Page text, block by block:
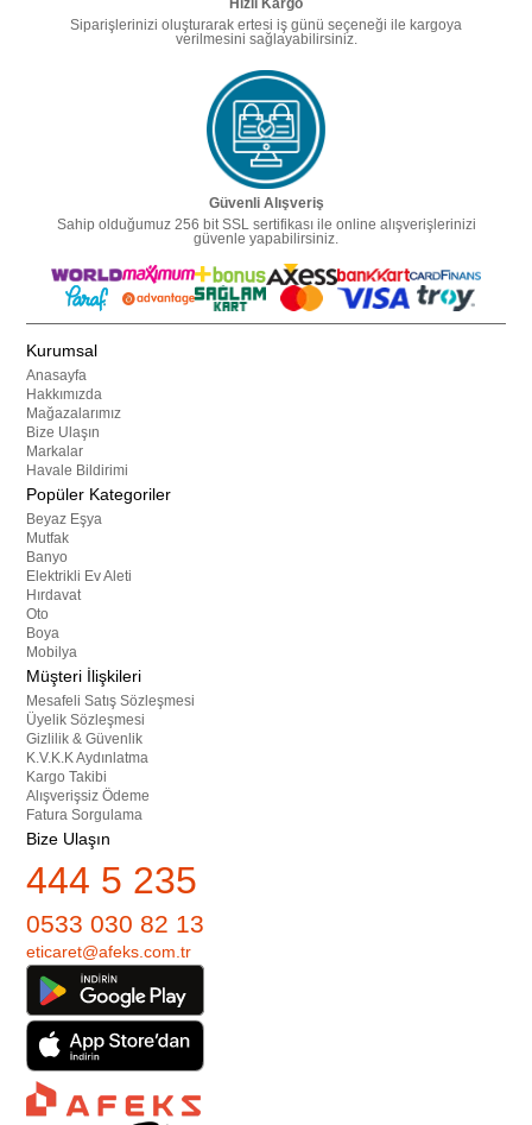
Hızlı Kargo
Siparişlerinizi oluşturarak ertesi iş günü seçeneği ile kargoya
verilmesini sağlayabilirsiniz.
Güvenli Alışveriş
Sahip olduğumuz 256 bit SSL sertifikası ile online alışverişlerinizi
güvenle yapabilirsiniz.
Kurumsal
Anasayfa
Hakkımızda
Mağazalarımız
Bize Ulaşın
Markalar
Havale Bildirimi
Popüler Kategoriler
Beyaz Eşya
Mutfak
Banyo
Elektrikli Ev Aleti
Hırdavat
Oto
Boya
Mobilya
Müşteri İlişkileri
Mesafeli Satış Sözleşmesi
Üyelik Sözleşmesi
Gizlilik & Güvenlik
K.V.K.K Aydınlatma
Kargo Takibi
Alışverişsiz Ödeme
Fatura Sorgulama
Bize Ulaşın
444 5 235
0533 030 82 13
eticaret@afeks.com.tr